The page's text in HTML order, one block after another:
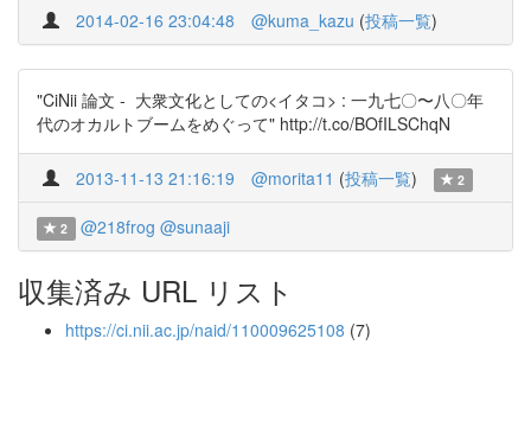
2014-02-16 23:04:48 @kuma_kazu (投稿一覧)
"CiNii 論文 - 大衆文化としての<イタコ> : 一九七〇〜八〇年
代のオカルトブームをめぐって" http://t.co/BOfILSChqN
2013-11-13 21:16:19 @morita11 (投稿一覧) 2
2 @218frog @sunaaji
収集済み URL リスト
https://ci.nii.ac.jp/naid/110009625108 (7)